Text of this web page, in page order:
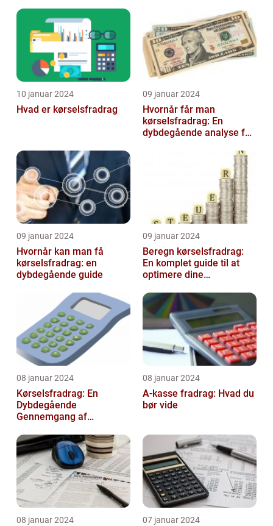
10 januar 2024
Hvad er kørselsfradrag
09 januar 2024
Hvornår får man
kørselsfradrag: En
dybdegående analyse for
09 januar 2024
Hvornår kan man få
kørselsfradrag: en
dybdegående guide
09 januar 2024
Beregn kørselsfradrag:
En komplet guide til at
optimere dine
08 januar 2024
Kørselsfradrag: En
Dybdegående
Gennemgang af
Historiske Udvikling
08 januar 2024
A-kasse fradrag: Hvad du
bør vide
08 januar 2024 07 januar 2024